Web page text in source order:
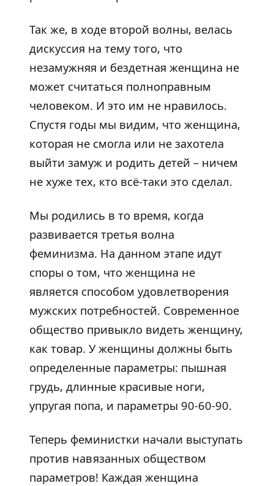
Так же, в ходе второй волны, велась
дискуссия на тему того, что
незамужняя и бездетная женщина не
может считаться полноправным
человеком. И это им не нравилось.
Спустя годы мы видим, что женщина,
которая не смогла или не захотела
выйти замуж и родить детей – ничем
не хуже тех, кто всё-таки это сделал.
Мы родились в то время, когда
развивается третья волна
феминизма. На данном этапе идут
споры о том, что женщина не
является способом удовлетворения
мужских потребностей. Современное
общество привыкло видеть женщину,
как товар. У женщины должны быть
определенные параметры: пышная
грудь, длинные красивые ноги,
упругая попа, и параметры 90-60-90.
Теперь феминистки начали выступать
против навязанных обществом
параметров! Каждая женщина